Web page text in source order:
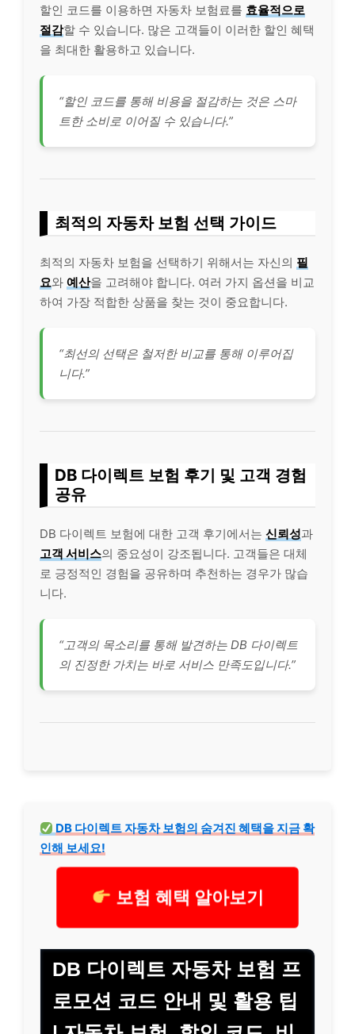
할인 코드를 이용하면 자동차 보험료를 효율적으로
절감할 수 있습니다. 많은 고객들이 이러한 할인 혜택
을 최대한 활용하고 있습니다.
“할인 코드를 통해 비용을 절감하는 것은 스마
트한 소비로 이어질 수 있습니다.”
최적의 자동차 보험 선택 가이드
최적의 자동차 보험을 선택하기 위해서는 자신의 필
요와 예산을 고려해야 합니다. 여러 가지 옵션을 비교
하여 가장 적합한 상품을 찾는 것이 중요합니다.
“최선의 선택은 철저한 비교를 통해 이루어집
니다.”
DB 다이렉트 보험 후기 및 고객 경험
공유
DB 다이렉트 보험에 대한 고객 후기에서는 신뢰성과
고객 서비스의 중요성이 강조됩니다. 고객들은 대체
로 긍정적인 경험을 공유하며 추천하는 경우가 많습
니다.
“고객의 목소리를 통해 발견하는 DB 다이렉트
의 진정한 가치는 바로 서비스 만족도입니다.”
DB 다이렉트 자동차 보험의 숨겨진 혜택을 지금 확
인해 보세요!
보험 혜택 알아보기
DB 다이렉트 자동차 보험 프
로모션 코드 안내 및 활용 팁